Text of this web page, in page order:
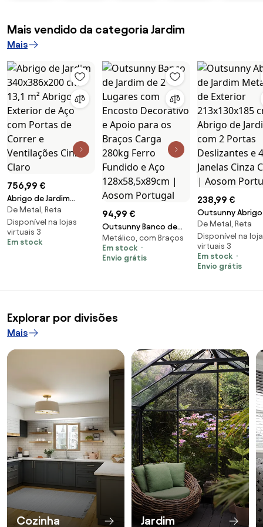
Mais vendido da categoria Jardim
Mais
756,99 €
Abrigo de Jardim
340x386x200 cm 13,1
m² Abrigo de Exterior
de Aço com Portas de
Correr e Ventilações
De Metal, Reta
Disponível na lojas
virtuais 3
Em stock
94,99 €
Outsunny Banco de
Jardim de 2 Lugares
com Encosto
Decorativo e Apoio
Metálico, com Braços
Em stock
Envio grátis
238,99 €
Outsunny
Jardim Metálico
Exterior
cm Abrigo de
com 2 Portas
Deslizantes e 4
De Metal, Reta
Disponível na
virtuais 3
Em stock
Envio grátis
Explorar por divisões
Mais
Cozinha Jardim